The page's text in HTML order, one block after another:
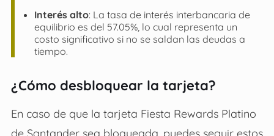
Interés alto: La tasa de interés interbancaria de
equilibrio es del 57.05%, lo cual representa un
costo significativo si no se saldan las deudas a
tiempo.
¿Cómo desbloquear la tarjeta?
En caso de que la tarjeta Fiesta Rewards Platino
de Santander sea bloqueada, puedes seguir estos